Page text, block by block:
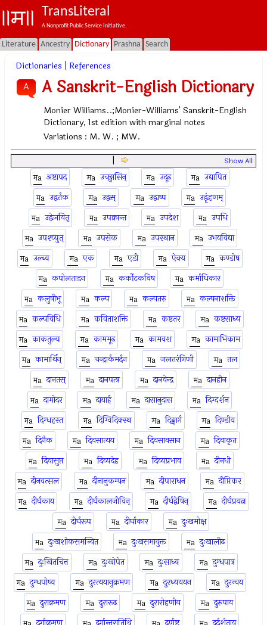
TransLiteral
A Nonprofit Public Service Initiative.
Literature Ancestry Dictionary Prashna Search
Dictionaries References
A A Sanskrit-English Dictionary
Monier Williams..;Monier-Williams' Sanskrit-English
Dictionary, 1st edition with marginal notes
Variations : M. W. ; MW.
Show All
अष्टापद उच्छ्वासिन् उदूढ
उद्यापित
उद्वर्तक
उद्वस् उद्वाष्प
उद्वृंहणम्
उद्वेजयितृ
उपक्रान्त उपदेश
उपधि
उपश्च्युत्
उपसेक उपस्थान
उभयविद्या
उल्ब्य
एक एडी ऐक्य
कण्डोष
कपोलताडन
कर्कोटकविष
कर्माधिकार
कलुषीभू
कल्प कल्पतरु
कल्पनाशक्ति
कल्पविधि
कविताशक्ति कष्टतर
कष्टसाध्य
काकतुल्य
काममूढ कामवश
कामाभिकाम
कामार्थिन्
चन्द्रार्कमर्दन जलतरंगिणी
तल
दानतस्
दानपत्त्र दानवेन्द्र
दानहीन
दामोदर
दायार्ह दासानुदास
दिग्दर्शन
दिग्धहस्त
दिग्विदिक्स्थ दिङ्मार्ग
दिण्डीय
दिनैक
दिवसात्यय दिवसावसान
दिवाकृत
दिवासुप्त
दिव्यदेह दिव्यप्रभाव
दीनधी
दीनवत्सल
दीनानुकम्पन दीपाराधन
दीप्तिकर
दीर्घकाय
दीर्घकालजीविन् दीर्घद्वेषिन्
दीर्घप्रयत्न
दीर्घरूप
दीर्घाकार
दुःखमोक्ष
दुःखशोकसमन्वित
दुःखसमायुक्त
दुःखालीढ
दुःखितचित्त
दुःखोपेत दुःसाध्य
दुग्धपात्र
दुग्धपोष्य
दुरत्ययानुक्रमण दुरध्यययन
दुरन्वय
दुराक्रमण
दुरारूढ दुरारोहणीय
दुरुपाय